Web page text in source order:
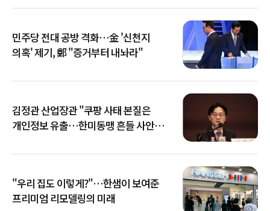
민주당 전대 공방 격화…金 '신천지
의혹' 제기, 鄭 "증거부터 내놔라"
김정관 산업장관 "쿠팡 사태 본질은
개인정보 유출…한미동맹 흔들 사안
"우리 집도 이렇게?"…한샘이 보여준
프리미엄 리모델링의 미래